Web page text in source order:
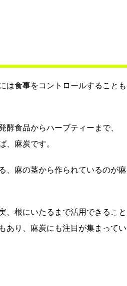
は食事をコントロールすることも
食品からハーブティーまで、
麻炭です。
、麻の茎から作られているのが麻
、根にいたるまで活用できること
あり、麻炭にも注目が集まってい